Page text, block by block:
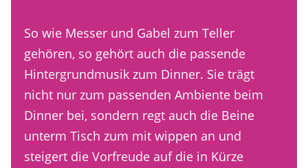
So wie Messer und Gabel zum Teller
gehören, so gehört auch die passende
Hintergrundmusik zum Dinner. Sie trägt
nicht nur zum passenden Ambiente beim
Dinner bei, sondern regt auch die Beine
unterm Tisch zum mit wippen an und
steigert die Vorfreude auf die in Kürze